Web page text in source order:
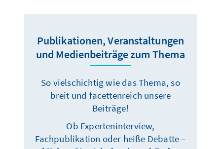
Publikationen, Veranstaltungen
und Medienbeiträge zum Thema
So vielschichtig wie das Thema, so
breit und facettenreich unsere
Beiträge!
Ob Experteninterview,
Fachpublikation oder heiße Debatte –